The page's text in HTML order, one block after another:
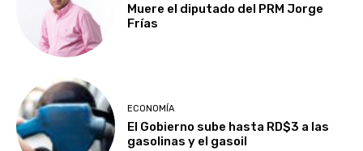
Muere el diputado del PRM Jorge
Frías
ECONOMÍA
El Gobierno sube hasta RD$3 a las
gasolinas y el gasoil